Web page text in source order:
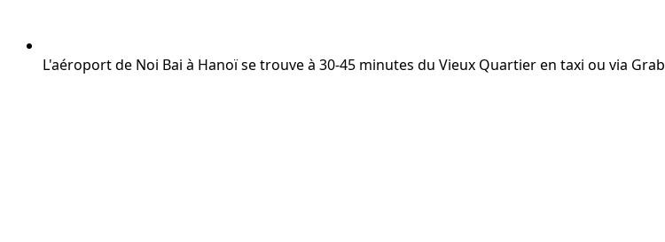
L'aéroport de Noi Bai à Hanoï se trouve à 30-45 minutes du Vieux Quartier en taxi ou via Grab